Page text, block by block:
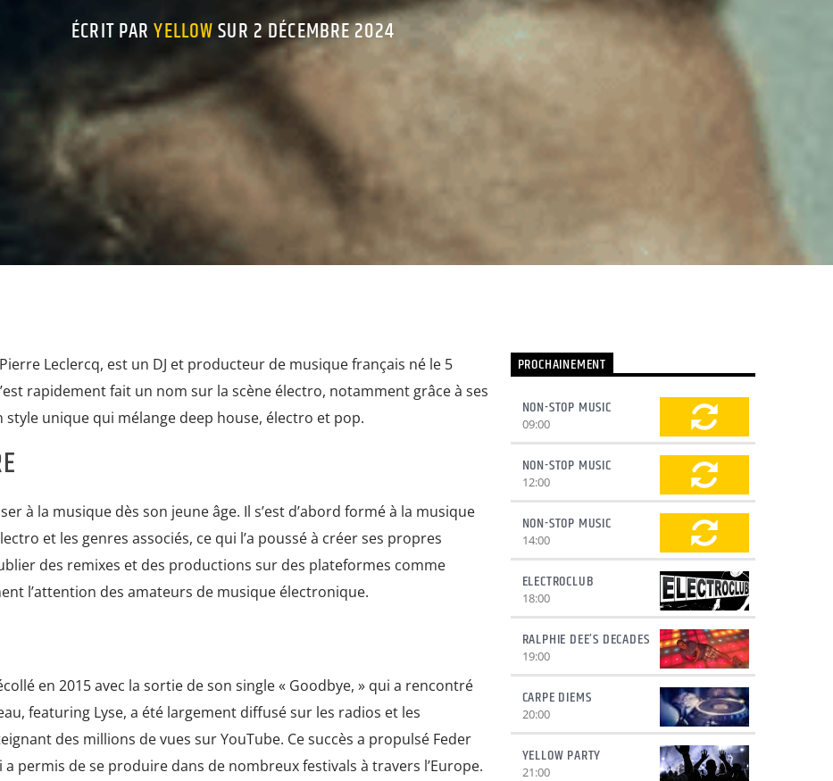
ÉCRIT PARYELLOWSUR 2 DÉCEMBRE 2024
Leclercq, est un DJ et producteur de musique français né le 5
rapidement fait un nom sur la scène électro, notamment grâce à ses
style unique qui mélange deep house, électro et pop.
à la musique dès son jeune âge. Il s’est d’abord formé à la musique
et les genres associés, ce qui l’a poussé à créer ses propres
des remixes et des productions sur des plateformes comme
l’attention des amateurs de musique électronique.
en 2015 avec la sortie de son single « Goodbye, » qui a rencontré
featuring Lyse, a été largement diffusé sur les radios et les
des millions de vues sur YouTube. Ce succès a propulsé Feder
permis de se produire dans de nombreux festivals à travers l’Europe.
PROCHAINEMENT
NON-STOP MUSIC
09:00
NON-STOP MUSIC
12:00
NON-STOP MUSIC
14:00
ELECTROCLUB
18:00
RALPHIE DEE’S DECADES
19:00
CARPE DIEMS
20:00
YELLOW PARTY
21:00